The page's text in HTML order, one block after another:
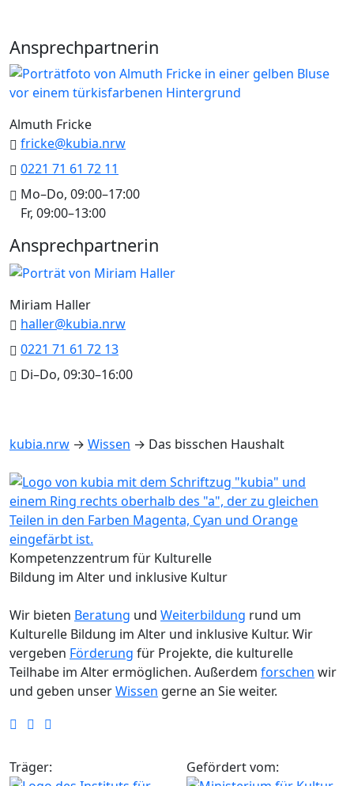
Ansprechpartnerin
Almuth Fricke
fricke@kubia.nrw
0221 71 61 72 11
Mo–Do, 09:00–17:00
Fr, 09:00–13:00
Ansprechpartnerin
Miriam Haller
haller@kubia.nrw
0221 71 61 72 13
Di–Do, 09:30–16:00
kubia.nrw → Wissen → Das bisschen Haushalt
Kompetenzzentrum für Kulturelle
Bildung im Alter und inklusive Kultur
Wir bieten Beratung und Weiterbildung rund um
Kulturelle Bildung im Alter und inklusive Kultur. Wir
vergeben Förderung für Projekte, die kulturelle
Teilhabe im Alter ermöglichen. Außerdem forschen wir
und geben unserWissen gerne an Sie weiter.
Träger: Gefördert vom: